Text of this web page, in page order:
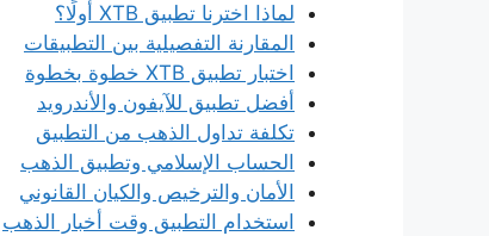
لماذا اخترنا تطبيق XTB أولًا؟
المقارنة التفصيلية بين التطبيقات
اختبار تطبيق XTB خطوة بخطوة
أفضل تطبيق للآيفون والأندرويد
تكلفة تداول الذهب من التطبيق
الحساب الإسلامي وتطبيق الذهب
الأمان والترخيص والكيان القانوني
استخدام التطبيق وقت أخبار الذهب